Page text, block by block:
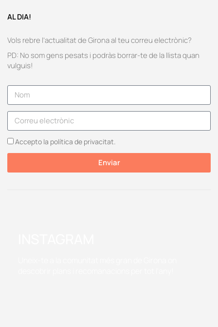
AL DIA!
Vols rebre l’actualitat de Girona al teu correu electrònic?
PD: No som gens pesats i podràs borrar-te de la llista quan
vulguis!
Accepto la política de privacitat.
Enviar